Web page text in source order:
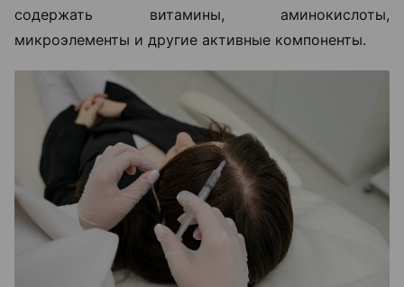
содержать витамины, аминокислоты,
микроэлементы и другие активные компоненты.